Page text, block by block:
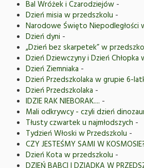
Bal Wróżek i Czarodziejów -
Dzień misia w przedszkolu -
Narodowe Święto Niepodległości
Dzień dyni -
„Dzień bez skarpetek” w
Dzień Dziewczyny i Dzień
Dzień Ziemniaka -
Dzień Przedszkolaka w grupie 6-
Dzień Przedszkolaka -
IDZIE RAK NIEBORAK.... -
Mali odkrywcy - czyli dzień
Tłusty czwartek u najmłodszych -
Tydzień Włoski w Przedszkolu -
CZY JESTEŚMY SAMI W
Dzień Kota w przedszkolu -